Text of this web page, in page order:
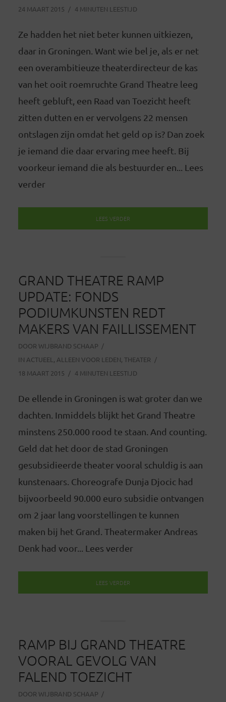
24 MAART 2015
4 MINUTEN LEESTIJD
Ze hadden het niet beter kunnen uitkiezen,
daar in Groningen. Want wie bel je, als er net
een overambitieuze theaterdirecteur de kas
van het ooit roemruchte Grand Theatre leeg
heeft gebluft, een Raad van Toezicht heeft
zitten dutten en er vervolgens 22 mensen
ontslagen zijn omdat het geld op is? Dan zoek
je iemand die daar ervaring mee heeft. Bij
voorkeur iemand die als bestuurder en... Lees
verder
LEES VERDER
GRAND THEATRE RAMP
UPDATE: FONDS
PODIUMKUNSTEN REDT
MAKERS VAN FAILLISSEMENT
DOOR WIJBRAND SCHAAP
IN ACTUEEL , ALLEEN VOOR LEDEN, THEATER
18 MAART 2015
4 MINUTEN LEESTIJD
De ellende in Groningen is wat groter dan we
dachten. Inmiddels blijkt het Grand Theatre
minstens 250.000 rood te staan. And counting.
Geld dat het door de stad Groningen
gesubsidieerde theater vooral schuldig is aan
kunstenaars. Choreografe Dunja Djocic had
bijvoorbeeld 90.000 euro subsidie ontvangen
om 2 jaar lang voorstellingen te kunnen
maken bij het Grand. Theatermaker Andreas
Denk had voor... Lees verder
LEES VERDER
RAMP BIJ GRAND THEATRE
VOORAL GEVOLG VAN
FALEND TOEZICHT
DOOR WIJBRAND SCHAAP